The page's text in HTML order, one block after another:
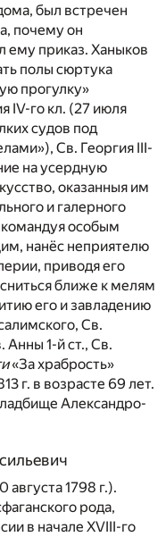
был встречен
почему он
ему приказ. Ханыков
полы сюртука
прогулку»
IV-го кл. (27 июля
судов под
Св. Георгия III-
на усердную
оказанныя им
и галерного
командуя особым
нанёс неприятелю
приводя его
ближе к мелям
его и завладению
Св.
Анны 1-й ст., Св.
«За храбрость»
г. в возрасте 69 лет.
Александро-
1798 г.).
рода,
в начале XVIII-го